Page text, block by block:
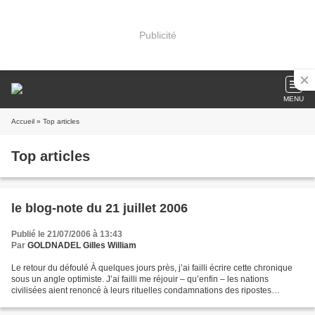
Publicité
MENU
Accueil » Top articles
Top articles
le blog-note du 21 juillet 2006
Publié le 21/07/2006 à 13:43
Par GOLDNADEL Gilles William
Le retour du défoulé À quelques jours près, j’ai failli écrire cette chronique
sous un angle optimiste. J’ai failli me réjouir – qu’enfin – les nations
civilisées aient renoncé à leurs rituelles condamnations des ripostes